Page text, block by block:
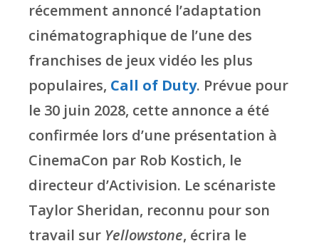
récemment annoncé l’adaptation
cinématographique de l’une des
franchises de jeux vidéo les plus
populaires, Call of Duty. Prévue pour
le 30 juin 2028, cette annonce a été
confirmée lors d’une présentation à
CinemaCon par Rob Kostich, le
directeur d’Activision. Le scénariste
Taylor Sheridan, reconnu pour son
travail sur Yellowstone, écrira le